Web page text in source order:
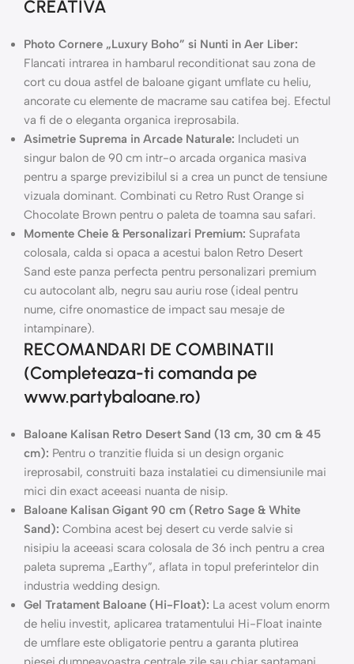
CREATIVA
Photo Cornere „Luxury Boho” si Nunti in Aer Liber:
Flancati intrarea in hambarul reconditionat sau zona de
cort cu doua astfel de baloane gigant umflate cu heliu,
ancorate cu elemente de macrame sau catifea bej. Efectul
va fi de o eleganta organica ireprosabila.
Asimetrie Suprema in Arcade Naturale: Includeti un
singur balon de 90 cm intr-o arcada organica masiva
pentru a sparge previzibilul si a crea un punct de tensiune
vizuala dominant. Combinati cu Retro Rust Orange si
Chocolate Brown pentru o paleta de toamna sau safari.
Momente Cheie & Personalizari Premium: Suprafata
colosala, calda si opaca a acestui balon Retro Desert
Sand este panza perfecta pentru personalizari premium
cu autocolant alb, negru sau auriu rose (ideal pentru
nume, cifre onomastice de impact sau mesaje de
intampinare).
RECOMANDARI DE COMBINATII
(Completeaza-ti comanda pe
www.partybaloane.ro)
Baloane Kalisan Retro Desert Sand (13 cm, 30 cm & 45
cm): Pentru o tranzitie fluida si un design organic
ireprosabil, construiti baza instalatiei cu dimensiunile mai
mici din exact aceeasi nuanta de nisip.
Baloane Kalisan Gigant 90 cm (Retro Sage & White
Sand): Combina acest bej desert cu verde salvie si
nisipiu la aceeasi scara colosala de 36 inch pentru a crea
paleta suprema „Earthy”, aflata in topul preferintelor din
industria wedding design.
Gel Tratament Baloane (Hi-Float): La acest volum enorm
de heliu investit, aplicarea tratamentului Hi-Float inainte
de umflare este obligatorie pentru a garanta plutirea